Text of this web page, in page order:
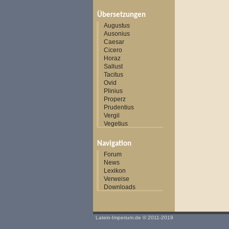
Übersetzungen
Augustus
Ausonius
Caesar
Cicero
Horaz
Sallust
Tacitus
Ovid
Plinius
Properz
Prudentius
Vergil
Vegetius
Navigation
Forum
News
Lexikon
Verweise
Downloads
Latein-Imperium.de © 2011-2019